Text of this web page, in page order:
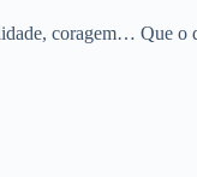
coragem… Que o